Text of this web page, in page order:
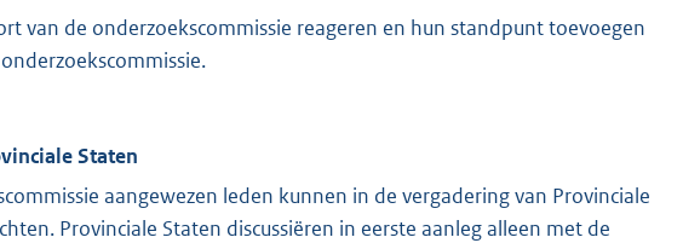
van de onderzoekscommissie reageren en hun standpunt toevoegen
Staten
aangewezen leden kunnen in de vergadering van Provinciale
Provinciale Staten discussiëren in eerste aanleg alleen met de